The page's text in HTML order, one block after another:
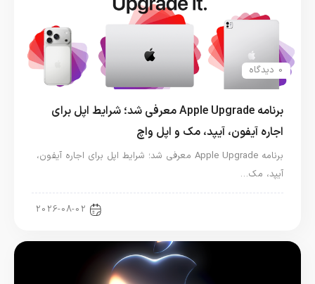
0 دیدگاه
برنامه Apple Upgrade معرفی شد؛ شرایط اپل برای
اجاره آیفون، آیپد، مک و اپل واچ
برنامه Apple Upgrade معرفی شد؛ شرایط اپل برای اجاره آیفون،
آیپد، مک…
2026-08-02